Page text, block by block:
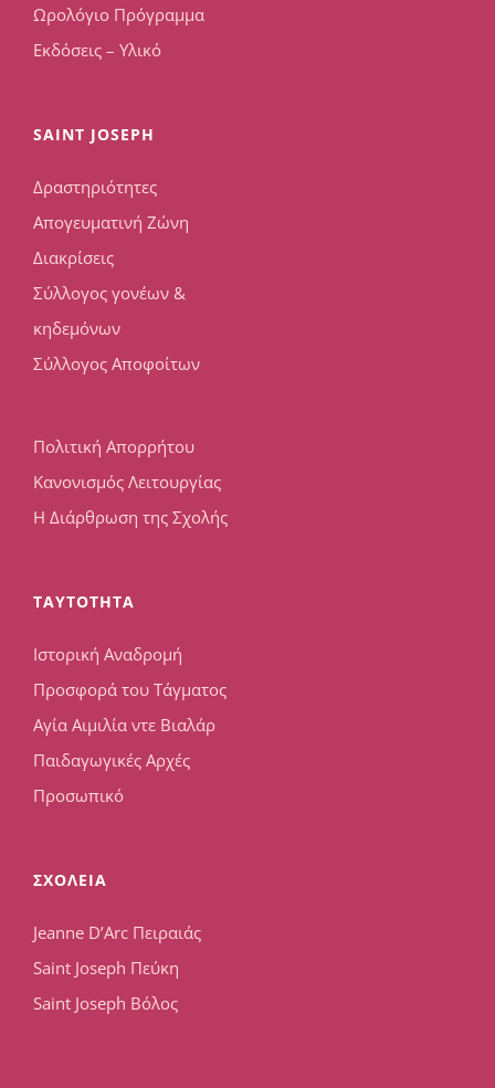
Ωρολόγιο Πρόγραμμα
Εκδόσεις – Υλικό
SAINT JOSEPH
Δραστηριότητες
Απογευματινή Ζώνη
Διακρίσεις
Σύλλογος γονέων &
κηδεμόνων
Σύλλογος Αποφοίτων
Πολιτική Απορρήτου
Κανονισμός Λειτουργίας
Η Διάρθρωση της Σχολής
TAYTOTHTA
Ιστορική Αναδρομή
Προσφορά του Τάγματος
Αγία Αιμιλία ντε Βιαλάρ
Παιδαγωγικές Αρχές
Προσωπικό
ΣΧΟΛΕΙΑ
Jeanne D’Arc Πειραιάς
Saint Joseph Πεύκη
Saint Joseph Βόλος